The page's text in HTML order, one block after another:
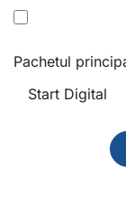
Pachetul